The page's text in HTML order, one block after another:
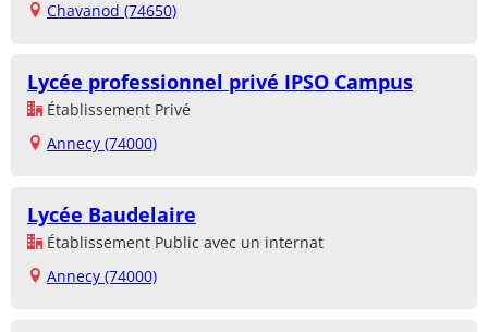
Chavanod (74650)
Lycée professionnel privé IPSO Campus
Établissement Privé
Annecy (74000)
Lycée Baudelaire
Établissement Public avec un internat
Annecy (74000)